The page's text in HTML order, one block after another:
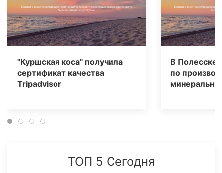
"Куршская коса" получила
сертификат качества
Tripаdvisor
В Полесске
по
ТОП 5 Сегодня